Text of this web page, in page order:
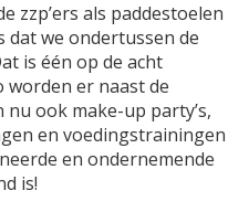
zzp’ers als paddestoelen
dat we ondertussen de
is één op de acht
worden er naast de
ook make-up party’s,
en voedingstrainingen
en ondernemende
is!